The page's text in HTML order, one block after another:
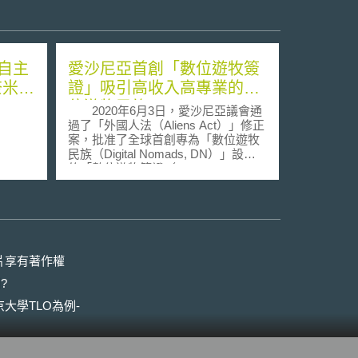
主
風
愛沙尼亞首創「數位遊牧簽
證」吸引高收入高專業的數
位遊牧民族
2020年6月3日，愛沙尼亞議會通
過了「外國人法（Aliens Act）」修正
案，批准了全球首創專為「數位遊牧
民族（Digital Nomads, DN）」設計
的「數位遊牧簽證（Digital Nomad
Visa, DNV）」，並於同年8月1日正
COVID-19疫情影響，許多人轉為遠
距工作，也使更多人成為DN。而以數
年推出e-Residency（數位公民計畫）
享有著作權
大學TLO為例-